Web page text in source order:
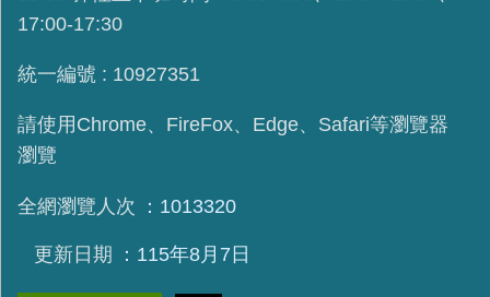
17:00-17:30
統一編號 : 10927351
請使用 Chrome、FireFox、Edge、Safari等瀏覽器
瀏覽
全網瀏覽人次 1013320
更新日期 115年8月7日